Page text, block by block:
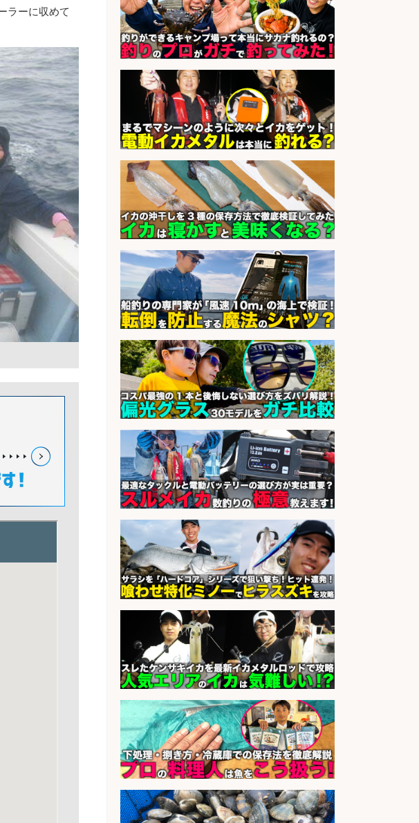
ラーに収めて
sponsored by 求人ボックス
精肉・青果・鮮魚販売/「志布志
市」「時給1,150円〜」志布志駅か
ら車5分/お魚のカットや商品の陳列
業務/残業少なめ×車通勤OK×時間選
べる/鹿児島県/志布志市
会社名 株式会社ホットスタッフ鹿児島
仕分け・シール貼り/釣り具などの
出荷作業/兵庫県/神戸市北区
会社名 UTエージェント株式会社
sponsored by 求人ボックス
日払いOKで即日収入/製造スタッフ/
「広島市佐伯区」「時給1,200円」
日払いOK!広島市佐伯区でお魚のパ
ック詰めや品出しスタッフ/未経験
歓迎×残業少なめ×週4日〜OK/広島
県/広島市西区
会社名 株式会社ホットスタッフ五日市
sponsored by 求人ボックス
日払いOKで即日収入/製造スタッフ/
「堺市堺区」「時給1,600円」入社
祝金10万円/自転車部品や釣り具の
組立/堺市堺区の工場/未経験歓迎
パーソルファクトリーパートナ
ーズ株式会社
sponsored by 求人ボックス
日払いOKで即日収入/軽作業・物流
その他/「9月末までの短期」釣り具
のピッキング作業など/残業少なめ/
日勤&土日休み/未経験OK!
会社名
UTエージェント株式会社 関西第
二CU
sponsored by 求人ボックス
営業事務/「大津市」「時給1,300
円」小野駅から徒歩6分/釣り具メー
カーの物流事務・営業アシスタン
ト/土日祝休み×大型連休あり×残業
なし/滋賀県/大津市